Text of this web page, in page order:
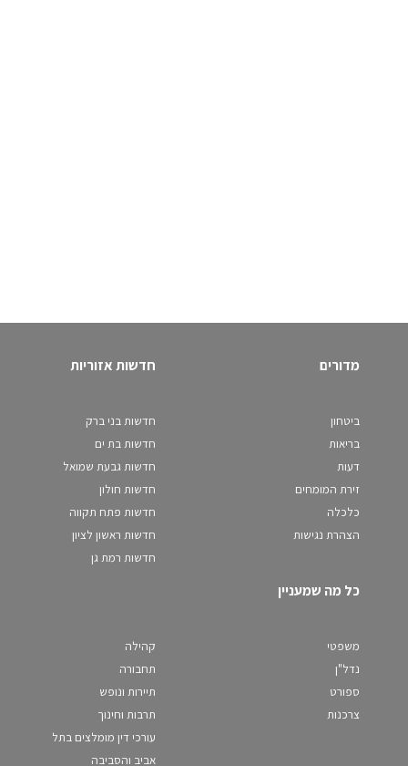
מדורים
ביטחון
בריאות
דעות
זירת המומחים
כלכלה
הצהרת נגישות
חדשות אזוריות
חדשות בני ברק
חדשות בת ים
חדשות גבעת שמואל
חדשות חולון
חדשות פתח תקווה
חדשות ראשון לציון
חדשות רמת גן
כל מה שמעניין
משפטי
נדל"ן
ספורט
צרכנות
קהילה
תחבורה
תיירות ונופש
תרבות וחינוך
עורכי דין מומלצים בתל
אביב והסביבה